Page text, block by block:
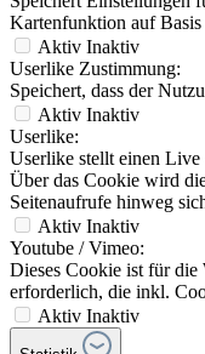
Kartenfunktion auf
Aktiv Inaktiv
Userlike Zustimmung:
Speichert, dass der
Aktiv Inaktiv
Userlike:
Userlike stellt einen Live
Über das Cookie wird
Seitenaufrufe hinweg
Aktiv Inaktiv
Youtube / Vimeo:
Dieses Cookie ist für die
erforderlich, die inkl.
Aktiv Inaktiv